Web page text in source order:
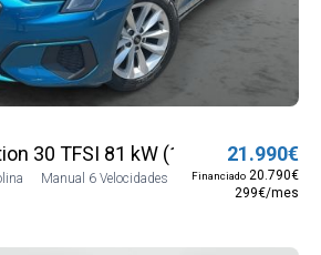
30 TFSI 81 kW (110 CV)
Manual 6 Velocidades
21.990€
Financiado 20.790€
299€/mes